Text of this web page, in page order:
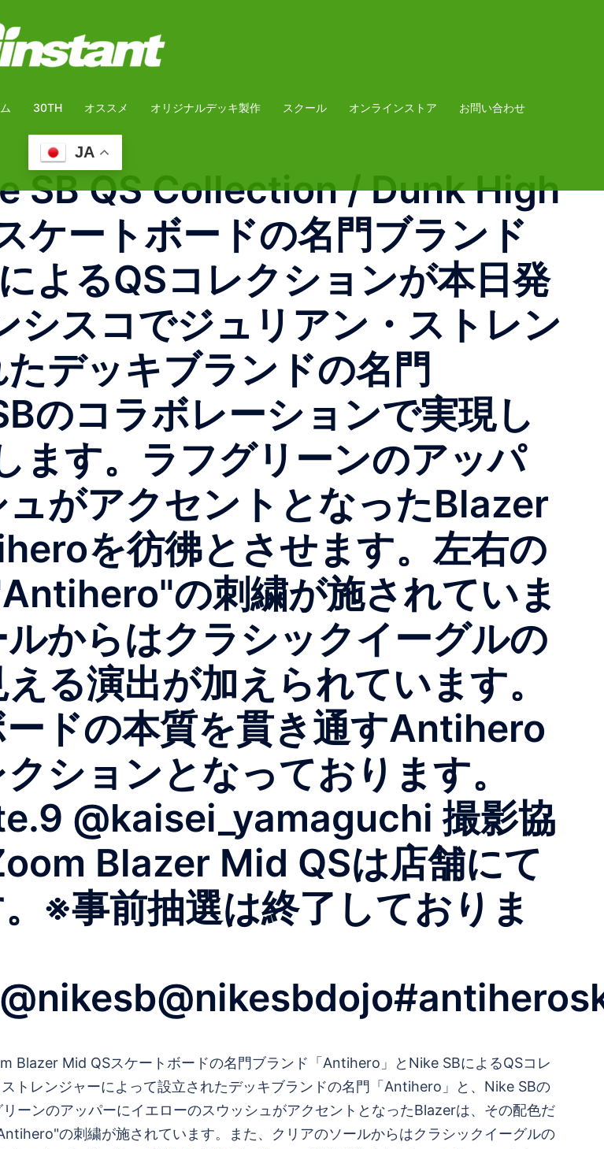
30TH オススメ オリジナルデッキ製作 スクール オンラインストア お問い合わせ
JA
SB QS Collection / Dunk High
ケートボードの名門ブランド
よるQSコレクションが本日発
シスコでジュリアン・ストレン
デッキブランドの名門
のコラボレーションで実現し
ます。ラフグリーンのアッパ
がアクセントとなったBlazer
を彷彿とさせます。左右の
の刺繍が施されていま
からはクラシックイーグルの
る演出が加えられています。
ドの本質を貫き通すAntihero
ションとなっております。
@kaisei_yamaguchi 撮影協
Blazer Mid QSは店舗にて
※事前抽選は終了しておりま